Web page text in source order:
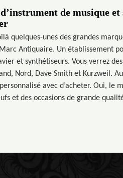
de musique et
quelques-unes des grandes
Antiquaire. Un établissement
et synthétiseurs. Vous verrez
Nord, Dave Smith et Kurzweil.
avec d’acheter. Oui, le
et des occasions de grande